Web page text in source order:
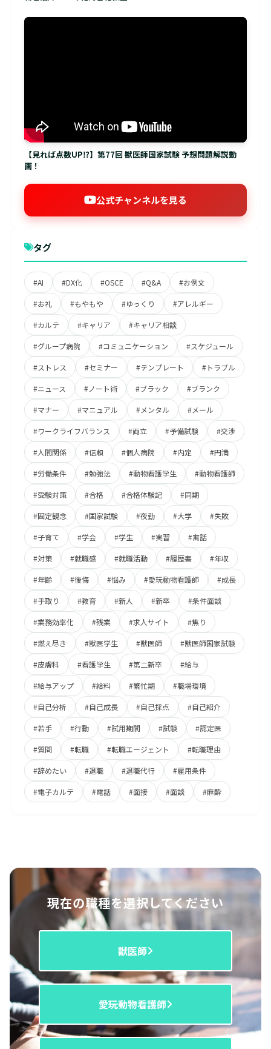
【見れば点数UP⁉】第77回 獣医師国家試験 予想問題解説動
画！
公式チャンネルを見る
タグ
#AI #DX化 #OSCE #Q&A #お例文
#お礼 #もやもや #ゆっくり #アレルギー
#カルテ #キャリア #キャリア相談
#グループ病院 #コミュニケーション #スケジュール
#ストレス #セミナー #テンプレート #トラブル
#ニュース #ノート術 #ブラック #ブランク
#マナー #マニュアル #メンタル #メール
#ワークライフバランス #両立 #予備試験 #交渉
#人間関係 #信頼 #個人病院 #内定 #円満
#労働条件 #勉強法 #動物看護学生 #動物看護師
#受験対策 #合格 #合格体験記 #同期
#固定観念 #国家試験 #夜勤 #大学 #失敗
#子育て #学会 #学生 #実習 #寓話
#対策 #就職感 #就職活動 #履歴書 #年収
#年齢 #後悔 #悩み #愛玩動物看護師 #成長
#手取り #教育 #新人 #新卒 #条件面談
#業務効率化 #残業 #求人サイト #焦り
#燃え尽き #獣医学生 #獣医師 #獣医師国家試験
#皮膚科 #看護学生 #第二新卒 #給与
#給与アップ #給料 #繁忙期 #職場環境
#自己分析 #自己成長 #自己採点 #自己紹介
#若手 #行動 #試用期間 #試験 #認定医
#質問 #転職 #転職エージェント #転職理由
#辞めたい #退職 #退職代行 #雇用条件
#電子カルテ #電話 #面接 #面談 #麻酔
現在の職種を選択してください
獣医師
愛玩動物看護師